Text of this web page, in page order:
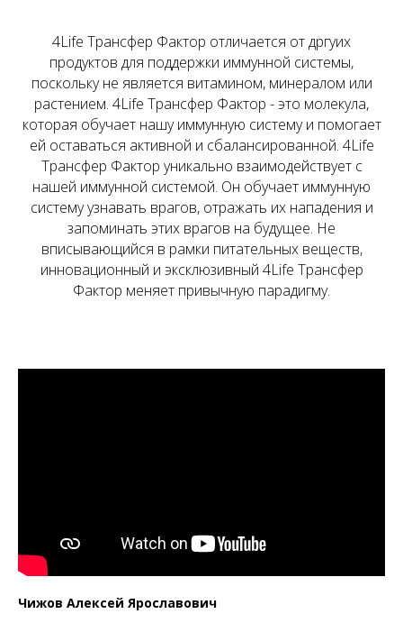
4Life Трансфер Фактор отличается от дргуих
продуктов для поддержки иммунной системы,
поскольку не является витамином, минералом или
растением. 4Life Трансфер Фактор - это молекула,
которая обучает нашу иммунную систему и помогает
ей оставаться активной и сбалансированной. 4Life
Трансфер Фактор уникально взаимодействует с
нашей иммунной системой. Он обучает иммунную
систему узнавать врагов, отражать их нападения и
запоминать этих врагов на будущее. Не
вписывающийся в рамки питательных веществ,
инновационный и эксклюзивный 4Life Трансфер
Фактор меняет привычную парадигму.
Чижов Алексей Ярославович